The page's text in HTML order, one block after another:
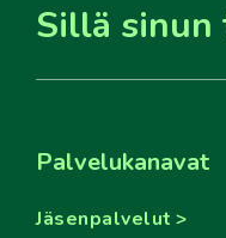
Sillä sinun
Palvelukanavat
Jäsenpalvelut